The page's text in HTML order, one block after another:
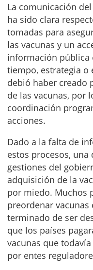
La comunicación
ha sido clara
tomadas para
las vacunas y un
información pública
tiempo, estrategia o
debió haber creado
de las vacunas, por
coordinación
acciones.
Dado a la falta de
estos procesos, una
gestiones del
adquisición de la
por miedo. Muchos
preordenar
terminado de ser
que los países
vacunas que
por entes